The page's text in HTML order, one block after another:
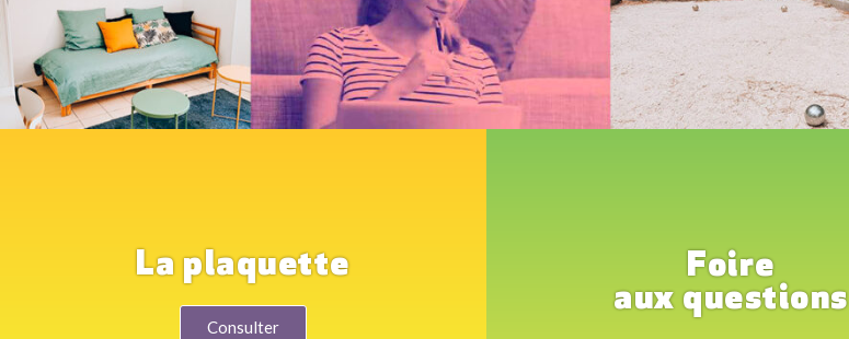
La plaquette
Consulter
Foire
aux questions